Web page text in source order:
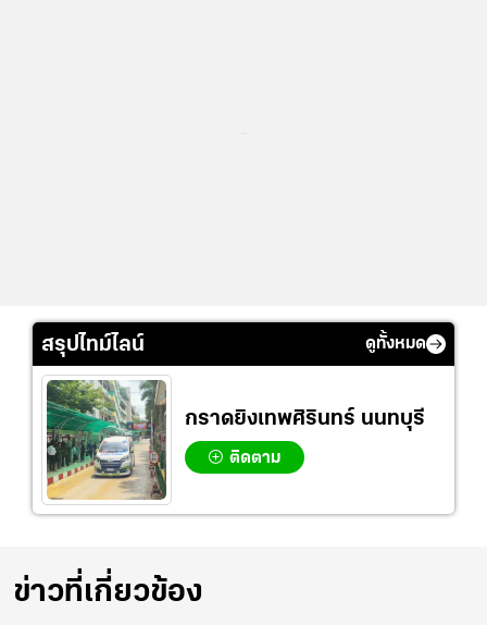
สรุปไทม์ไลน์ ดูทั้งหมด
กราดยิงเทพศิรินทร์ นนทบุรี
ติดตาม
ข่าวที่เกี่ยวข้อง